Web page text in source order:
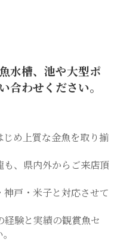
水槽、池や大型ポ
合わせください。
め上質な金魚を取り揃
、県内外からご来店頂
戸・米子と対応させて
験と実績の観賞魚セ